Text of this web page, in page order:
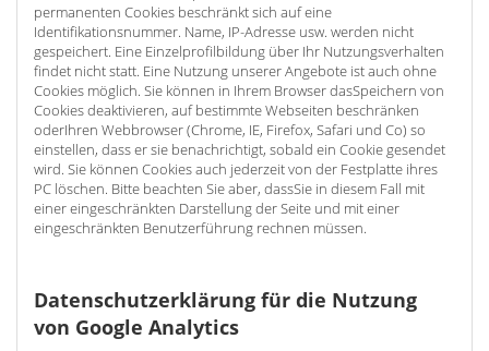
permanenten Cookies beschränkt sich auf eine
Identifikationsnummer. Name, IP-Adresse usw. werden nicht
gespeichert. Eine Einzelprofilbildung über Ihr Nutzungsverhalten
findet nicht statt. Eine Nutzung unserer Angebote ist auch ohne
Cookies möglich. Sie können in Ihrem Browser dasSpeichern von
Cookies deaktivieren, auf bestimmte Webseiten beschränken
oderIhren Webbrowser (Chrome, IE, Firefox, Safari und Co) so
einstellen, dass er sie benachrichtigt, sobald ein Cookie gesendet
wird. Sie können Cookies auch jederzeit von der Festplatte ihres
PC löschen. Bitte beachten Sie aber, dassSie in diesem Fall mit
einer eingeschränkten Darstellung der Seite und mit einer
eingeschränkten Benutzerführung rechnen müssen.
Datenschutzerklärung für die Nutzung
von Google Analytics